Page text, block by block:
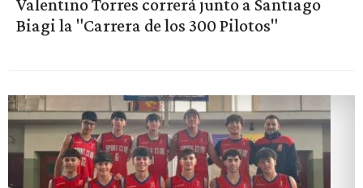
Valentino Torres correrá junto a Santiago
Biagi la "Carrera de los 300 Pilotos"